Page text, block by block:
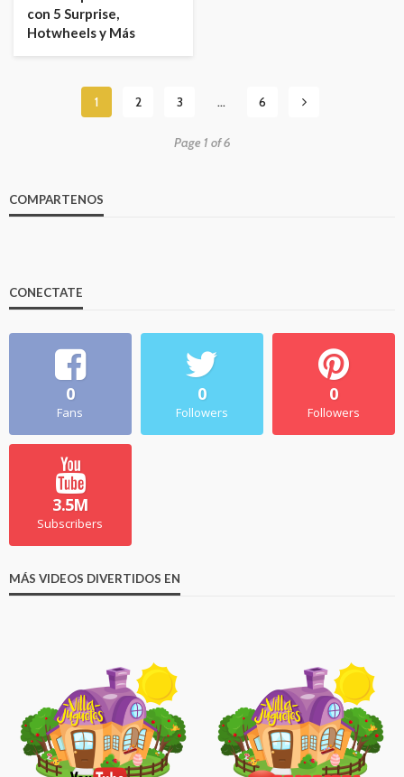
con 5 Surprise,
Hotwheels y Más
1 2 3 … 6
Page 1 of 6
COMPARTENOS
CONECTATE
0
Fans
0
Followers
0
Followers
3.5M
Subscribers
MÁS VIDEOS DIVERTIDOS EN